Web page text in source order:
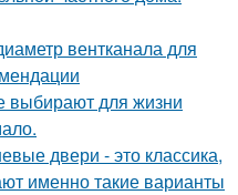
вентканала для
выбирают для жизни
двери - это классика,
именно такие варианты